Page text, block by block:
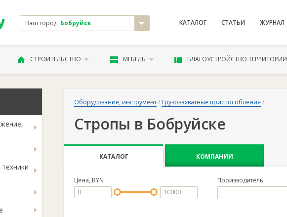
Ваш город: Бобруйск КАТАЛОГ СТАТЬИ ЖУРНАЛ
СТРОИТЕЛЬСТВО МЕБЕЛЬ БЛАГОУСТРОЙСТВО ТЕРРИТОРИИ
Оборудование, инструмент/ Грузозахватные приспособления /
Стропы в Бобруйске
КАТАЛОГ КОМПАНИИ
Цена, BYN Производитель